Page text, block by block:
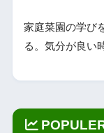
家庭菜園の学び
る。気分が良い